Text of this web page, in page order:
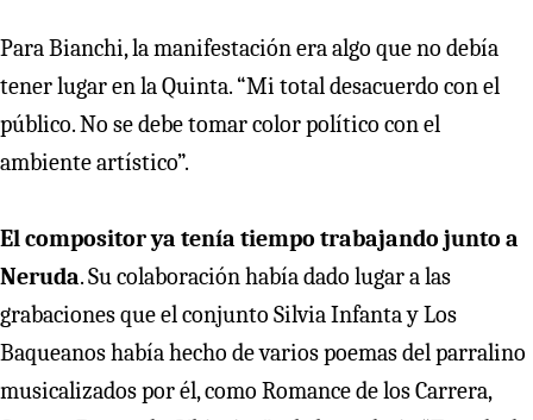
Para Bianchi, la manifestación era algo que no debía
tener lugar en la Quinta. “Mi total desacuerdo con el
público. No se debe tomar color político con el
ambiente artístico”.
El compositor ya tenía tiempo trabajando junto a
Neruda. Su colaboración había dado lugar a las
grabaciones que el conjunto Silvia Infanta y Los
Baqueanos había hecho de varios poemas del parralino
musicalizados por él, como Romance de los Carrera,